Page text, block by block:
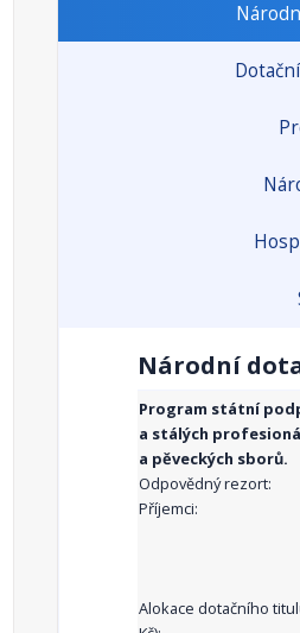
Národní
Program státní
a stálých
a pěveckých sborů.
Odpovědný rezort:
Příjemci:
Alokace dotačního